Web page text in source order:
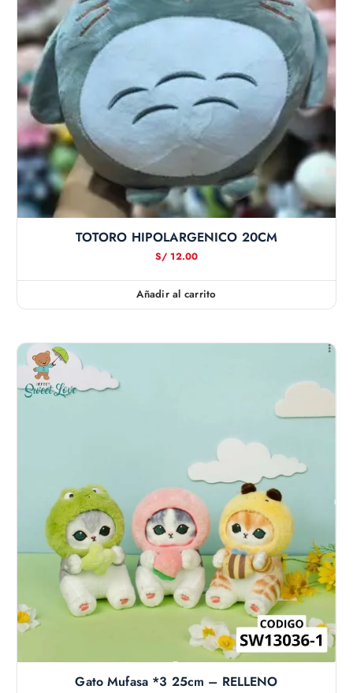
TOTORO HIPOLARGENICO 20CM
S/ 12.00
Añadir al carrito
Gato Mufasa *3 25cm – RELLENO